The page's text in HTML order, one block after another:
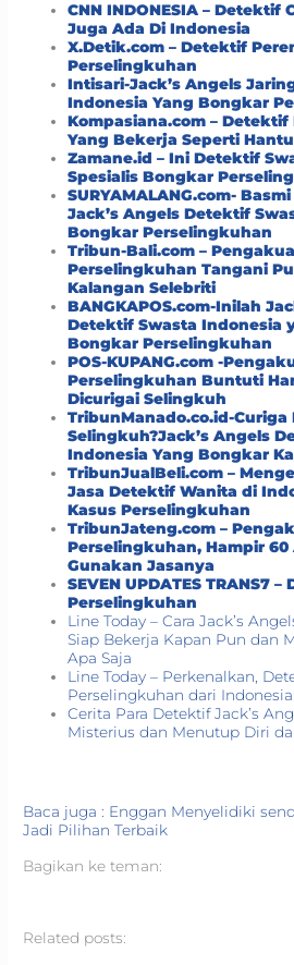
CNN INDONESIA – Detektif
Juga Ada Di Indonesia
X.Detik.com – Detektif
Perselingkuhan
Intisari-Jack’s Angels
Indonesia Yang Bongkar
Kompasiana.com –
Yang Bekerja Seperti Hantu
Zamane.id – Ini Detektif
Spesialis Bongkar
SURYAMALANG.com-
Jack’s Angels Detektif
Bongkar Perselingkuhan
Tribun-Bali.com –
Perselingkuhan Tangani
Kalangan Selebriti
BANGKAPOS.com-Inilah
Detektif Swasta Indonesia
Bongkar Perselingkuhan
POS-KUPANG.com -
Perselingkuhan Buntuti
Dicurigai Selingkuh
TribunManado.co.id-Curiga
Selingkuh?Jack’s Angels
Indonesia Yang Bongkar
TribunJualBeli.com –
Jasa Detektif Wanita di
Kasus Perselingkuhan
TribunJateng.com –
Perselingkuhan, Hampir 60
Gunakan Jasanya
SEVEN UPDATES TRANS7
Perselingkuhan
Line Today – Cara Jack’s
Siap Bekerja Kapan Pun dan
Apa Saja
Line Today – Perkenalkan,
Perselingkuhan dari
Cerita Para Detektif Jack’s
Misterius dan Menutup Diri
Baca juga : Enggan Menyelidiki
Jadi Pilihan Terbaik
Bagikan ke teman:
Related posts: